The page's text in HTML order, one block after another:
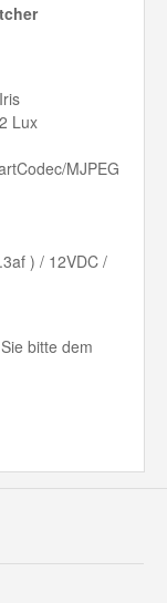
Lux
MJPEG
) / 12VDC /
bitte dem